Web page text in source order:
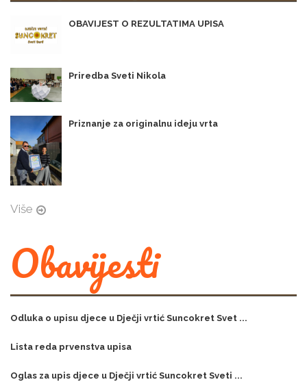
OBAVIJEST O REZULTATIMA UPISA
Priredba Sveti Nikola
Priznanje za originalnu ideju vrta
Više
Obavijesti
Odluka o upisu djece u Dječji vrtić Suncokret Svet ...
Lista reda prvenstva upisa
Oglas za upis djece u Dječji vrtić Suncokret Sveti ...